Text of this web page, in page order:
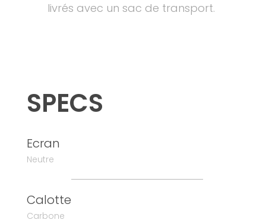
livrés avec un sac de transport.
SPECS
Ecran
Neutre
Calotte
Carbone